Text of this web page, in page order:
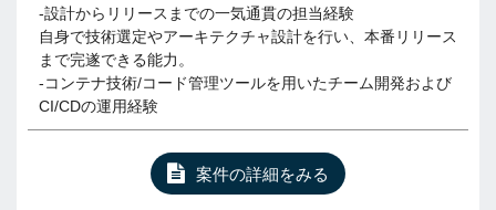
-設計からリリースまでの一気通貫の担当経験
自身で技術選定やアーキテクチャ設計を行い、本番リリース
まで完遂できる能力。
-コンテナ技術/コード管理ツールを用いたチーム開発および
CI/CDの運用経験
案件の詳細をみる